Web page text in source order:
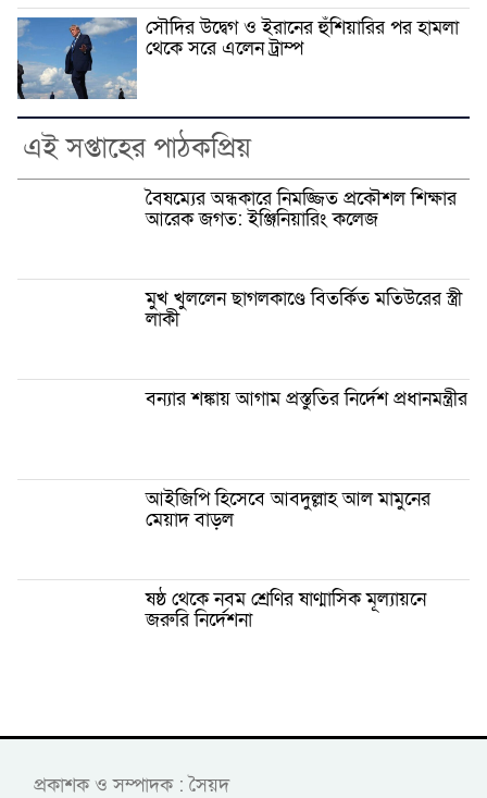
সৌদির উদ্বেগ ও ইরানের হুঁশিয়ারির পর হামলা
থেকে সরে এলেন ট্রাম্প
এই সপ্তাহের পাঠকপ্রিয়
বৈষম্যের অন্ধকারে নিমজ্জিত প্রকৌশল শিক্ষার
আরেক জগত: ইঞ্জিনিয়ারিং কলেজ
মুখ খুললেন ছাগলকাণ্ডে বিতর্কিত মতিউরের স্ত্রী
লাকী
বন্যার শঙ্কায় আগাম প্রস্তুতির নির্দেশ প্রধানমন্ত্রীর
আইজিপি হিসেবে আবদুল্লাহ আল মামুনের
মেয়াদ বাড়ল
ষষ্ঠ থেকে নবম শ্রেণির ষাণ্মাসিক মূল্যায়নে
জরুরি নির্দেশনা
প্রকাশক ও সম্পাদক : সৈয়দ